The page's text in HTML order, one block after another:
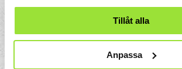
Tillåt alla
Anpassa
Storgatan 33